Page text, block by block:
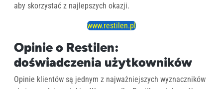
aby skorzystać z najlepszych okazji.
www.restilen.pl
Opinie o Restilen:
doświadczenia użytkowników
Opinie klientów są jednym z najważniejszych wyznaczników